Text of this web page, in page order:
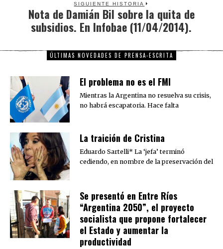
SIGUIENTE HISTORIA
Next
post:
Nota de Damián Bil sobre la quita de
subsidios. En Infobae (11/04/2014).
ÚLTIMAS NOVEDADES DE PRENSA-ESCRITA
El problema no es el FMI
Mientras la Argentina no resuelva su crisis,
no habrá escapatoria. Hace falta
La traición de Cristina
Eduardo Sartelli* La ‘jefa’ terminó
cediendo, en nombre de la preservación del
Se presentó en Entre Ríos
“Argentina 2050”, el proyecto
socialista que propone fortalecer
el Estado y aumentar la
productividad